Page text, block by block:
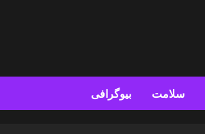
سلامت بیوگرافی